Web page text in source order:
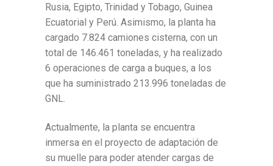
Rusia, Egipto, Trinidad y Tobago, Guinea
Ecuatorial y Perú. Asimismo, la planta ha
cargado 7.824 camiones cisterna, con un
total de 146.461 toneladas, y ha realizado
6 operaciones de carga a buques, a los
que ha suministrado 213.996 toneladas de
GNL.
Actualmente, la planta se encuentra
inmersa en el proyecto de adaptación de
su muelle para poder atender cargas de